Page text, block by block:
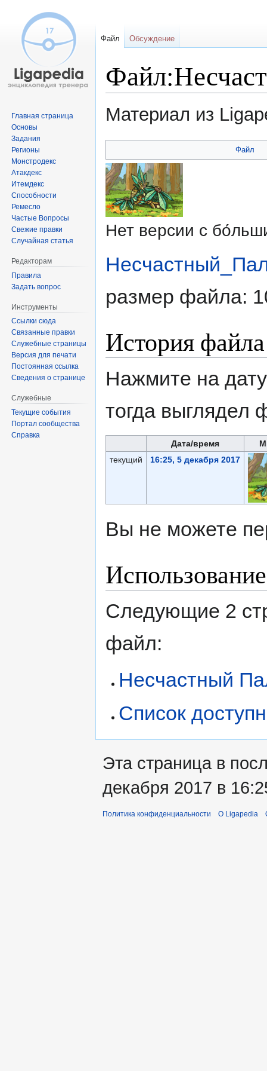
Материал из
к
навигации
к
поиску
Файл
Нет версии с
размер файла:
История файла
Нажмите на
тогда выглядел
Дата/время
текущий
16:25, 5 декабря 2017
Вы не можете
Следующие 2
файл:
Несчастный
Список
Файл Обсуждение
Главная страница
Основы
Задания
Регионы
Монстродекс
Атакдекс
Итемдекс
Способности
Ремесло
Частые Вопросы
Свежие правки
Случайная статья
Редакторам
Правила
Задать вопрос
Инструменты
Ссылки сюда
Связанные правки
Служебные страницы
Версия для печати
Постоянная ссылка
Сведения о странице
Служебные
Текущие события
Портал сообщества
Справка
Эта страница в
декабря 2017 в
Политика конфиденциальности О Ligapedia